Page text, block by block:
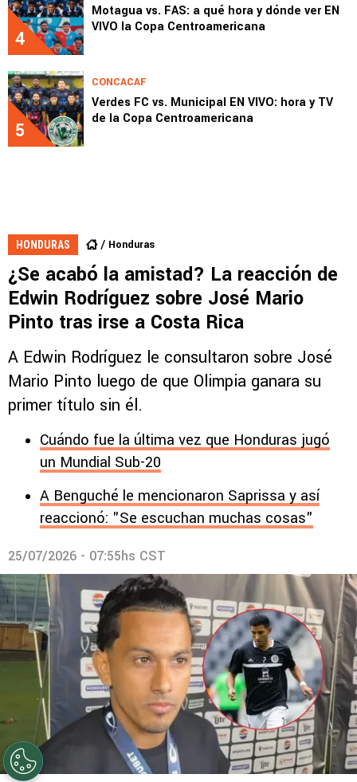
4
Motagua vs. FAS: a qué hora y dónde ver EN
VIVO la Copa Centroamericana
5
CONCACAF
Verdes FC vs. Municipal EN VIVO: hora y TV
de la Copa Centroamericana
HONDURAS Honduras
¿Se acabó la amistad? La reacción de
Edwin Rodríguez sobre José Mario
Pinto tras irse a Costa Rica
A Edwin Rodríguez le consultaron sobre José
Mario Pinto luego de que Olimpia ganara su
primer título sin él.
Cuándo fue la última vez que Honduras jugó
un Mundial Sub-20
A Benguché le mencionaron Saprissa y así
reaccionó: "Se escuchan muchas cosas"
25/07/2026 - 07:55hs CST